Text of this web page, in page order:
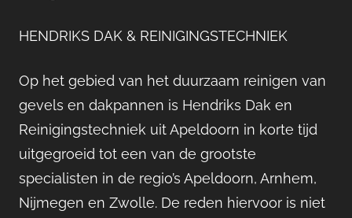
HENDRIKS DAK & REINIGINGSTECHNIEK
Op het gebied van het duurzaam reinigen van
gevels en dakpannen is Hendriks Dak en
Reinigingstechniek uit Apeldoorn in korte tijd
uitgegroeid tot een van de grootste
specialisten in de regio’s Apeldoorn, Arnhem,
Nijmegen en Zwolle. De reden hiervoor is niet